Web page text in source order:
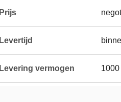
Prijs
Levertijd
Levering vermogen 1000